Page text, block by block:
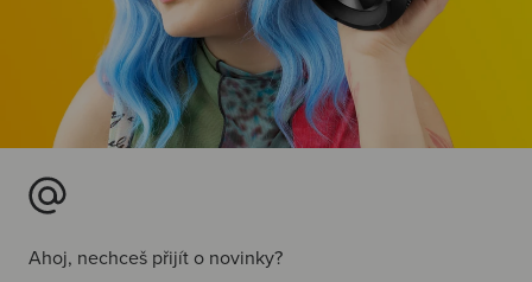
Ahoj, nechceš přijít o novinky?